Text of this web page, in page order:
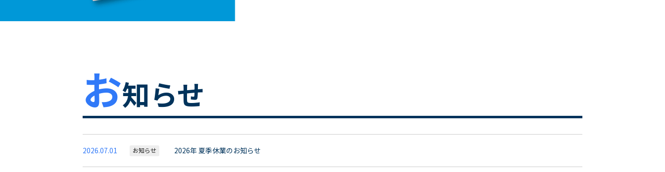
お知らせ
2026.07.01 お知らせ 2026年 夏季休業のお知らせ